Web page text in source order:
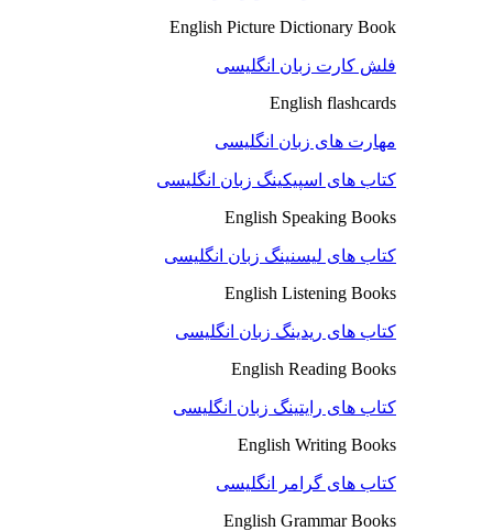
English Picture Dictionary Book
فلش کارت زبان انگلیسی
English flashcards
مهارت های زبان انگلیسی
کتاب های اسپیکینگ زبان انگلیسی
English Speaking Books
کتاب های لیسنینگ زبان انگلیسی
English Listening Books
کتاب های ریدینگ زبان انگلیسی
English Reading Books
کتاب های رایتینگ زبان انگلیسی
English Writing Books
کتاب های گرامر انگلیسی
English Grammar Books